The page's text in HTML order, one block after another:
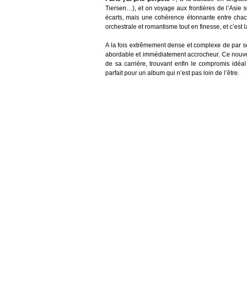
Tiersen…), et on voyage aux frontières de l’Asie
écarts, mais une cohérence étonnante entre
orchestrale et romantisme tout en finesse, et c’est
A la fois extrêmement dense et complexe de par
abordable et immédiatement accrocheur. Ce
de sa carrière, trouvant enfin le compromis
parfait pour un album qui n’est pas loin de l’être.